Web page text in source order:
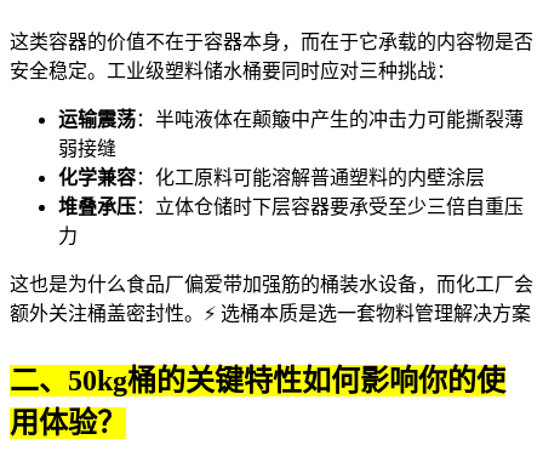
这类容器的价值不在于容器本身，而在于它承载的内容物是否
安全稳定。工业级塑料储水桶要同时应对三种挑战：
运输震荡：半吨液体在颠簸中产生的冲击力可能撕裂薄
弱接缝
化学兼容：化工原料可能溶解普通塑料的内壁涂层
堆叠承压：立体仓储时下层容器要承受至少三倍自重压
力
这也是为什么食品厂偏爱带加强筋的桶装水设备，而化工厂会
额外关注桶盖密封性。⚡ 选桶本质是选一套物料管理解决方案
二、50kg桶的关键特性如何影响你的使
用体验？